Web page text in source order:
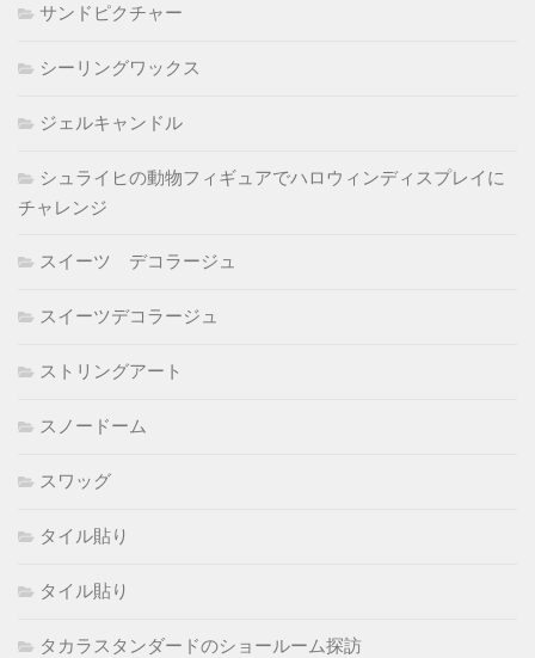
サンドピクチャー
シーリングワックス
ジェルキャンドル
シュライヒの動物フィギュアでハロウィンディスプレイに
チャレンジ
スイーツ デコラージュ
スイーツデコラージュ
ストリングアート
スノードーム
スワッグ
タイル貼り
タイル貼り
タカラスタンダードのショールーム探訪